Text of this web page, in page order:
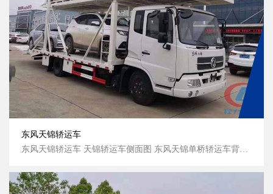
东风天锦轿运车
东风天锦轿运车 天锦轿运车侧面图 东风天锦单桥轿运车背面图 天锦轿运车侧面图...